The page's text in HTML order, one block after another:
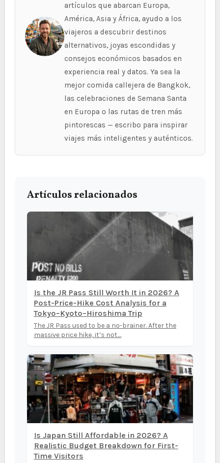
artículos que abarcan Europa,
América, Asia y África, ayudo a los
viajeros a descubrir destinos
alternativos, joyas escondidas y
consejos económicos basados en
experiencia real y datos. Ya sea la
mejor comida callejera de Bangkok,
las celebraciones de Semana Santa
en Europa o las rutas de tren más
pintorescas — escribo para inspirar
viajes más inteligentes y auténticos.
Artículos relacionados
Is the JR Pass Still Worth It in 2026? A
Post-Price-Hike Cost Analysis for a
Tokyo–Kyoto–Hiroshima Trip
The JR Pass used to be a no-brainer. After the
massive price hike, it’s not....
Is Japan Still Affordable in 2026? A
Realistic Budget Breakdown for First-
Time Visitors